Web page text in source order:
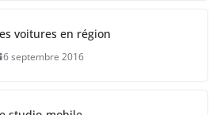
voitures en région
6 septembre 2016